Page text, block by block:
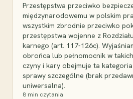
Przestępstwa przeciwko
międzynarodowemu w polskim
wszystkim zbrodnie przeciwko
przestępstwa wojenne z
karnego (art. 117-126c).
obrońca lub pełnomocnik w
czyny i kary obejmuje ta
sprawy szczególne (brak
uniwersalna).
8 min czytania